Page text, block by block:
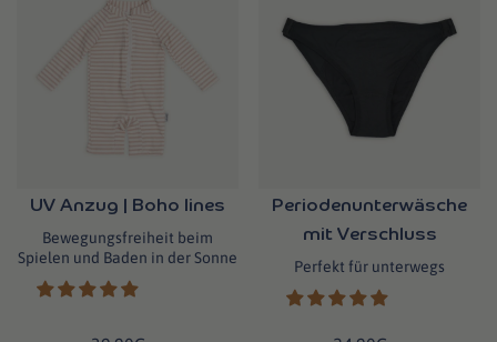
UV Anzug | Boho lines
Bewegungsfreiheit beim
Spielen und Baden in der Sonne
Periodenunterwäsche
mit Verschluss
Perfekt für unterwegs